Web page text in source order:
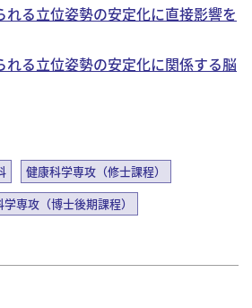
る立位姿勢の安定化に直接影響を
れる立位姿勢の安定化に関係する脳
健康科学専攻（修士課程）
専攻（博士後期課程）